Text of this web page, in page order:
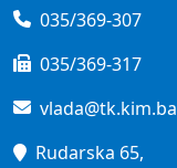
035/369-307
035/369-317
vlada@tk.kim.ba
Rudarska 65,